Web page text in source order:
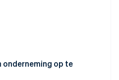
onderneming op te